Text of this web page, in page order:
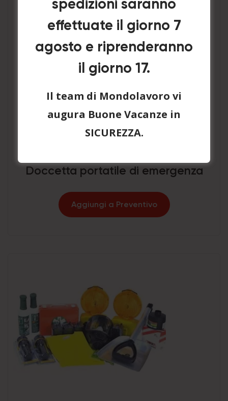
Doccetta portatile di emergenza
Aggiungi a Preventivo
spedizioni saranno
effettuate il giorno 7
agosto e riprenderanno
il giorno 17.
Il team di Mondolavoro vi
augura Buone Vacanze in
SICUREZZA.